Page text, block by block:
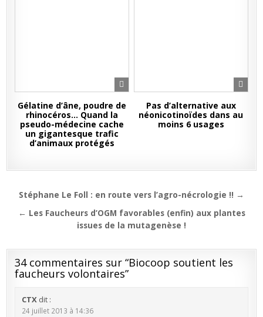
Gélatine d’âne, poudre de
rhinocéros… Quand la
pseudo-médecine cache
un gigantesque trafic
d’animaux protégés
Pas d’alternative aux
néonicotinoïdes dans au
moins 6 usages
Navigation
de
Stéphane Le Foll : en route vers l’agro-nécrologie !! →
← Les Faucheurs d’OGM favorables (enfin) aux plantes
issues de la mutagenèse !
34 commentaires sur “Biocoop soutient les
faucheurs volontaires”
CTX dit :
24 juillet 2013 à 14:36